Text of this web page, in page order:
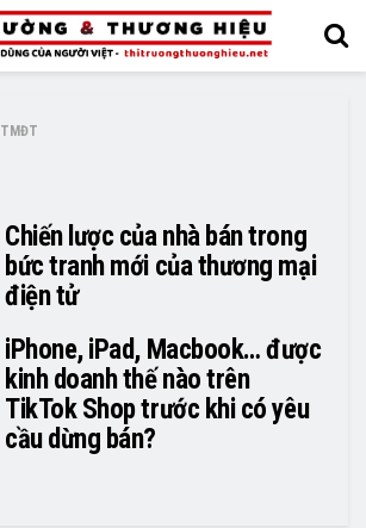
TMĐT
Chiến lược của nhà bán trong
bức tranh mới của thương mại
điện tử
iPhone, iPad, Macbook… được
kinh doanh thế nào trên
TikTok Shop trước khi có yêu
cầu dừng bán?